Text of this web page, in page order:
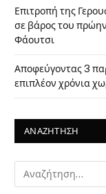
Επιτροπή της
σε βάρος του
Φάουτσι
Αποφεύγοντας 3
επιπλέον χρόνια
ΑΝΑΖΗΤΗΣΗ